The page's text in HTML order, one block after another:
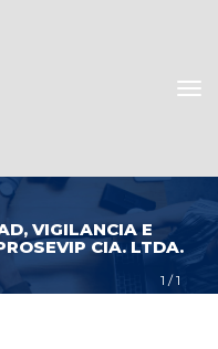
1 / 1
VIGILANCIA E
CIA. LTDA.